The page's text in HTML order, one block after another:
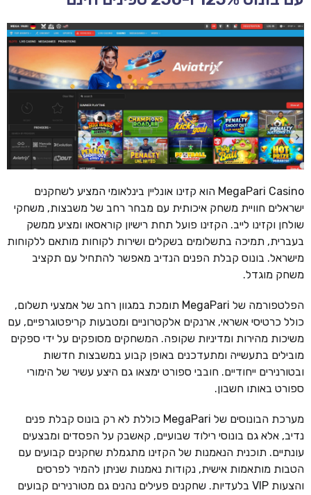
MegaPari Casino הוא קזינו אונליין בינלאומי המציע לשחקנים
ישראלים חוויית משחק איכותית עם מבחר רחב של משבצות, משחקי
שולחן וקזינו לייב. הקזינו פועל תחת רישיון קוראסאו ומציע ממשק
בעברית, תמיכה בתשלומים בשקלים ושירות לקוחות מותאם ללקוחות
מישראל. בונוס קבלת הפנים הנדיב מאפשר להתחיל עם תקציב
משחק מוגדל.
הפלטפורמה של MegaPari תומכת במגוון רחב של אמצעי תשלום,
כולל כרטיסי אשראי, ארנקים אלקטרוניים ומטבעות קריפטוגרפיים, עם
משיכות מהירות ומדיניות שקופה. המשחקים מסופקים על ידי ספקים
מובילים בתעשייה ומתעדכנים באופן קבוע במשבצות חדשות
ובטורנירים ייחודיים. חובבי ספורט ימצאו גם היצע עשיר של הימורי
ספורט באותו חשבון.
מערכת הבונוסים של MegaPari כוללת לא רק בונוס קבלת פנים
נדיב, אלא גם בונוסי רילוד שבועיים, קאשבק על הפסדים ומבצעים
עונתיים. תוכנית הנאמנות של הקזינו מתגמלת שחקנים קבועים עם
הטבות מותאמות אישית, נקודות נאמנות שניתן להמיר לפרסים
והצעות VIP בלעדיות. שחקנים פעילים נהנים גם מטורנירים קבועים